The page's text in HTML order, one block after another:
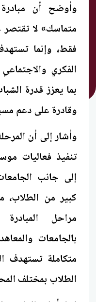
وأوضح أن
متماسك» لا
فقط، وإنما
الفكري
بما يعزز قدرة
وقادرة على دعم
وأشار إلى أن
إلى جانب
كبير من الطلاب،
مراحل
بالجامعات
متكاملة تستهدف
الطلاب بمختلف